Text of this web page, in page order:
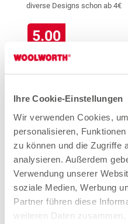
Ihre Cookie-Einstellungen
Wir verwenden Cookies,
personalisieren,
zu können und die Zugriffe
analysieren. Außerdem
Verwendung unserer
soziale Medien, Werbung
Partner führen diese
weiteren Daten
diverse Designs schon ab 4€
5.00